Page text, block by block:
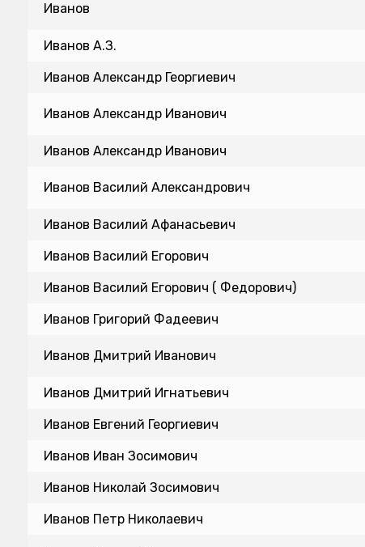
Иванов
Иванов А.З.
Иванов Александр Георгиевич
Иванов Александр Иванович
Иванов Александр Иванович
Иванов Василий Александрович
Иванов Василий Афанасьевич
Иванов Василий Егорович
Иванов Василий Егорович ( Федорович)
Иванов Григорий Фадеевич
Иванов Дмитрий Иванович
Иванов Дмитрий Игнатьевич
Иванов Евгений Георгиевич
Иванов Иван Зосимович
Иванов Николай Зосимович
Иванов Петр Николаевич